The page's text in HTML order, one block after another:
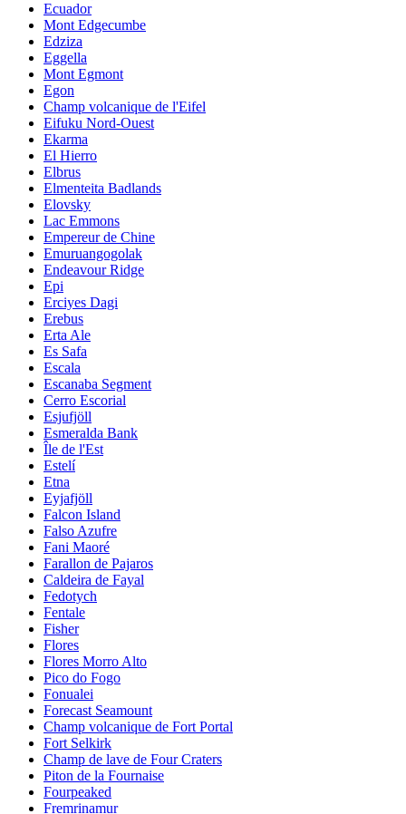
Ecuador
Mont Edgecumbe
Edziza
Eggella
Mont Egmont
Egon
Champ volcanique de l'Eifel
Eifuku Nord-Ouest
Ekarma
El Hierro
Elbrus
Elmenteita Badlands
Elovsky
Lac Emmons
Empereur de Chine
Emuruangogolak
Endeavour Ridge
Epi
Erciyes Dagi
Erebus
Erta Ale
Es Safa
Escala
Escanaba Segment
Cerro Escorial
Esjufjöll
Esmeralda Bank
Île de l'Est
Estelí
Etna
Eyjafjöll
Falcon Island
Falso Azufre
Fani Maoré
Farallon de Pajaros
Caldeira de Fayal
Fedotych
Fentale
Fisher
Flores
Flores Morro Alto
Pico do Fogo
Fonualei
Forecast Seamount
Champ volcanique de Fort Portal
Fort Selkirk
Champ de lave de Four Craters
Piton de la Fournaise
Fourpeaked
Fremrinamur